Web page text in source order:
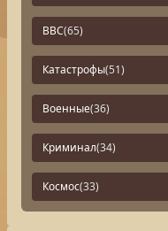
BBC(65)
Катастрофы(51)
Военные(36)
Криминал(34)
Космос(33)